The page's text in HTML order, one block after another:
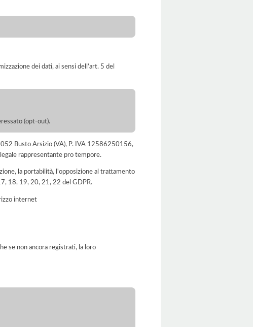
dei dati, ai sensi dell’art. 5 del
(opt-out).
Busto Arsizio (VA), P. IVA 12586250156,
rappresentante pro tempore.
la portabilità, l'opposizione al trattamento
18, 19, 20, 21, 22 del GDPR.
internet
se non ancora registrati, la loro